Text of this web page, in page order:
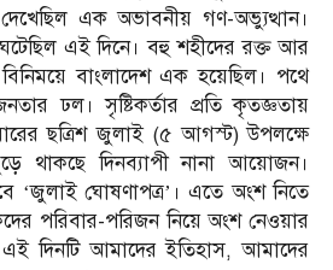
এক অভাবনীয় গণ-অভ্যুত্থান।
এই দিনে। বহু শহীদের রক্ত আর
বাংলাদেশ এক হয়েছিল। পথে
ঢল। সৃষ্টিকর্তার প্রতি কৃতজ্ঞতায়
ছত্রিশ জুলাই (৫ আগস্ট) উপলক্ষে
থাকছে দিনব্যাপী নানা আয়োজন।
‘জুলাই ঘোষণাপত্র’। এতে অংশ নিতে
পরিবার-পরিজন নিয়ে অংশ নেওয়ার
দিনটি আমাদের ইতিহাস, আমাদের